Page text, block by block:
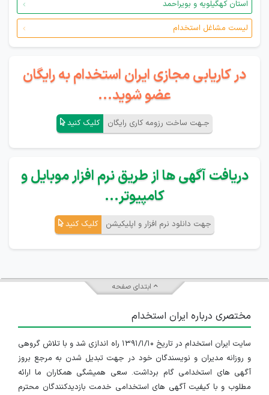
استان کهگیلویه و بویراحمد
لیست مشاغل استخدام
در کاریابی مجازی ایران استخدام به رایگان
عضو شوید...
جـهت ساخت رزومه کاری رایگان کلیک کنید
دریافت آگهی ها از طریق نرم افزار موبایل و
کامپیوتر...
جهت دانلود نرم افزار و اپلیکیشن کلیک کنید
ابتدای صفحه
مختصری درباره ایران استخدام
سایت ایران استخدام در تاریخ ۱۳۹۱/۱/۱۰ راه اندازی شد و با تلاش گروهی
و روزانه مدیران و نویسندگان خود در جهت تبدیل شدن به مرجع بروز
آگهی های استخدامی گام برداشت. سعی همیشگی همکاران ما ارائه
مطلوب و با کیفیت آگهی های استخدامی خدمت بازدیدکنندگان محترم